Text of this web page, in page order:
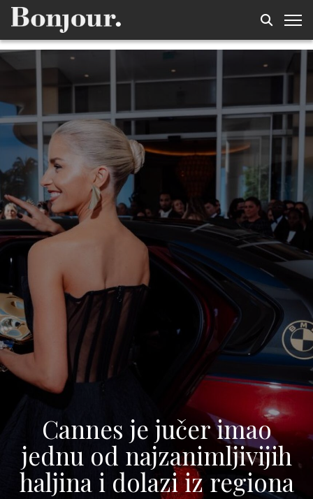
Cannes je jučer imao
jednu od najzanimljivijih
haljina i dolazi iz regiona